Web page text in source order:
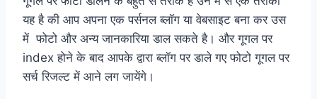
यह है की आप अपना एक पर्सनल ब्लॉग या वेबसाइट बना कर उस
में फोटो और अन्य जानकारिया डाल सकते है। और गूगल पर
index होने के बाद आपके द्वारा ब्लॉग पर डाले गए फोटो गूगल पर
सर्च रिजल्ट में आने लग जायेंगे।